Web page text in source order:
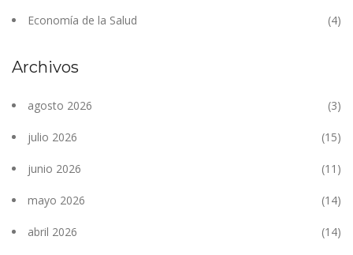
Economía de la Salud (4)
Archivos
agosto 2026 (3)
julio 2026 (15)
junio 2026 (11)
mayo 2026 (14)
abril 2026 (14)